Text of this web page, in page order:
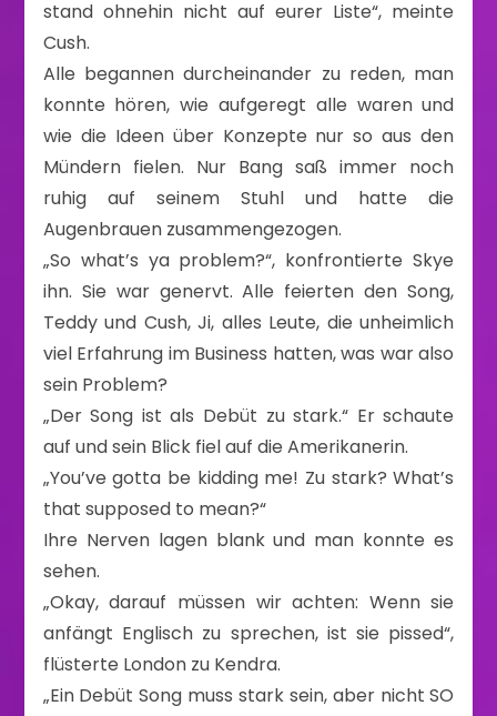
stand ohnehin nicht auf eurer Liste“, meinte
Cush.
Alle begannen durcheinander zu reden, man
konnte hören, wie aufgeregt alle waren und
wie die Ideen über Konzepte nur so aus den
Mündern fielen. Nur Bang saß immer noch
ruhig auf seinem Stuhl und hatte die
Augenbrauen zusammengezogen.
„So what’s ya problem?“, konfrontierte Skye
ihn. Sie war genervt. Alle feierten den Song,
Teddy und Cush, Ji, alles Leute, die unheimlich
viel Erfahrung im Business hatten, was war also
sein Problem?
„Der Song ist als Debüt zu stark.“ Er schaute
auf und sein Blick fiel auf die Amerikanerin.
„You’ve gotta be kidding me! Zu stark? What’s
that supposed to mean?“
Ihre Nerven lagen blank und man konnte es
sehen.
„Okay, darauf müssen wir achten: Wenn sie
anfängt Englisch zu sprechen, ist sie pissed“,
flüsterte London zu Kendra.
„Ein Debüt Song muss stark sein, aber nicht SO